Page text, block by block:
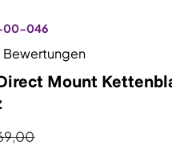
00-046
Bewertungen
Mount